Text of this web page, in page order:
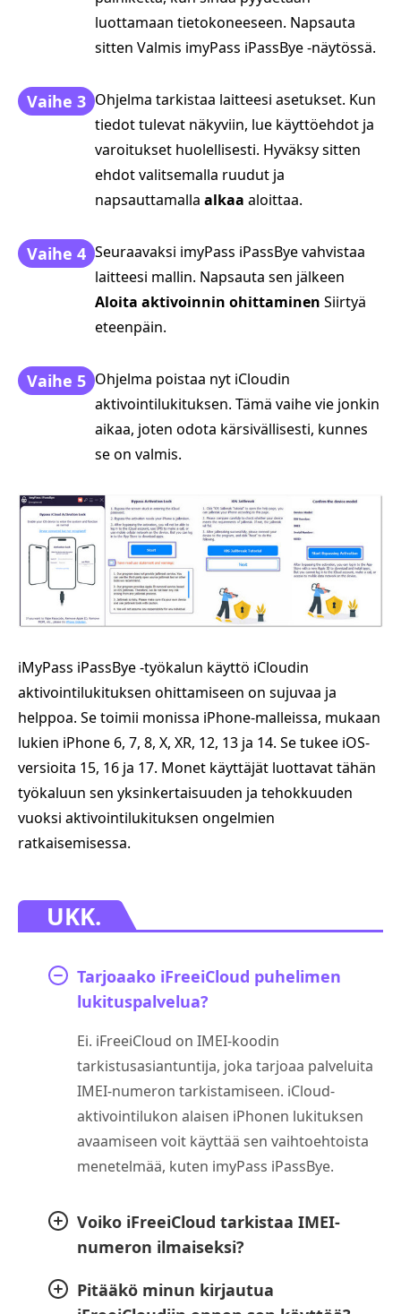
luottamaan tietokoneeseen. Napsauta
sitten Valmis imyPass iPassBye -näytössä.
Vaihe 3 Ohjelma tarkistaa laitteesi asetukset. Kun
tiedot tulevat näkyviin, lue käyttöehdot ja
varoitukset huolellisesti. Hyväksy sitten
ehdot valitsemalla ruudut ja
napsauttamalla alkaa aloittaa.
Vaihe 4 Seuraavaksi imyPass iPassBye vahvistaa
laitteesi mallin. Napsauta sen jälkeen
Aloita aktivoinnin ohittaminen Siirtyä
eteenpäin.
Vaihe 5 Ohjelma poistaa nyt iCloudin
aktivointilukituksen. Tämä vaihe vie jonkin
aikaa, joten odota kärsivällisesti, kunnes
se on valmis.
iMyPass iPassBye -työkalun käyttö iCloudin
aktivointilukituksen ohittamiseen on sujuvaa ja
helppoa. Se toimii monissa iPhone-malleissa, mukaan
lukien iPhone 6, 7, 8, X, XR, 12, 13 ja 14. Se tukee iOS-
versioita 15, 16 ja 17. Monet käyttäjät luottavat tähän
työkaluun sen yksinkertaisuuden ja tehokkuuden
vuoksi aktivointilukituksen ongelmien
ratkaisemisessa.
UKK.
Tarjoaako iFreeiCloud puhelimen
lukituspalvelua?
Ei. iFreeiCloud on IMEI-koodin
tarkistusasiantuntija, joka tarjoaa palveluita
IMEI-numeron tarkistamiseen. iCloud-
aktivointilukon alaisen iPhonen lukituksen
avaamiseen voit käyttää sen vaihtoehtoista
menetelmää, kuten imyPass iPassBye.
Voiko iFreeiCloud tarkistaa IMEI-
numeron ilmaiseksi?
Pitääkö minun kirjautua